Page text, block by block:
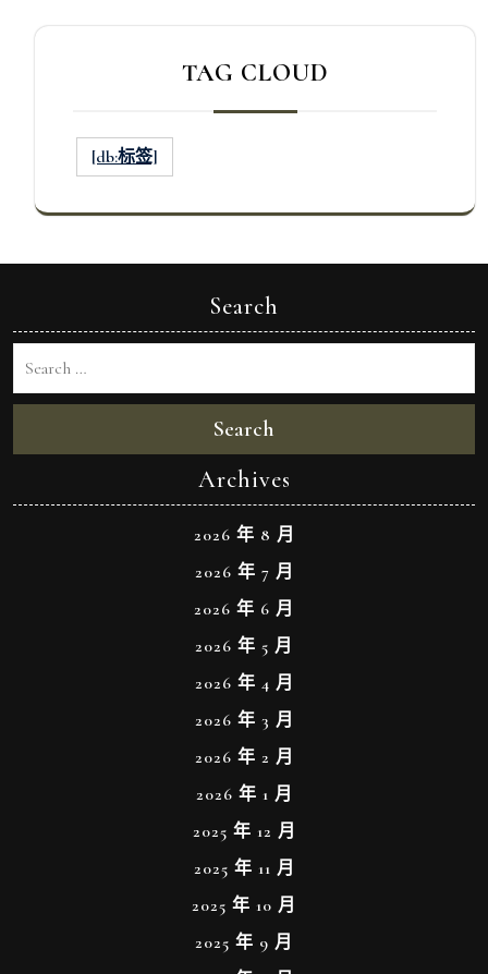
TAG CLOUD
[db:标签]
Search
Search
Archives
2026 年 8 月
2026 年 7 月
2026 年 6 月
2026 年 5 月
2026 年 4 月
2026 年 3 月
2026 年 2 月
2026 年 1 月
2025 年 12 月
2025 年 11 月
2025 年 10 月
2025 年 9 月